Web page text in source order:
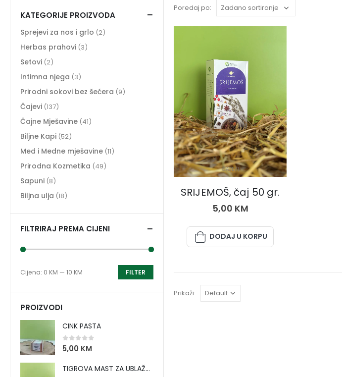
Poredaj po:
ČAJEVI
SRIJEMOŠ, čaj 50 gr.
5,00 KM
DODAJ U KORPU
Prikaži:
KATEGORIJE PROIZVODA
Sprejevi za nos i grlo (2)
Herbas prahovi (3)
Setovi (2)
Intimna njega (3)
Prirodni sokovi bez šećera (9)
Čajevi (137)
Čajne Mješavine (41)
Biljne Kapi (52)
Med i Medne mješavine (11)
Prirodna Kozmetika (49)
Sapuni (8)
Biljna ulja (18)
FILTRIRAJ PREMA CIJENI
FILTER
Cijena: 0 KM — 10 KM
PROIZVODI
CINK PASTA
0 out of 5
5,00 KM
TIGROVA MAST ZA UBLAŽAVANJE BOLOVA I ZAGRIJAVANJE MIŠIĆA